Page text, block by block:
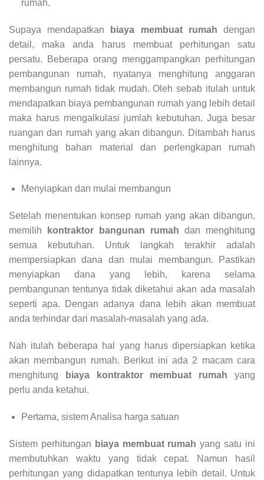
rumah.
Supaya mendapatkan biaya membuat rumah dengan
detail, maka anda harus membuat perhitungan satu
persatu. Beberapa orang menggampangkan perhitungan
pembangunan rumah, nyatanya menghitung anggaran
membangun rumah tidak mudah. Oleh sebab itulah untuk
mendapatkan biaya pembangunan rumah yang lebih detail
maka harus mengalkulasi jumlah kebutuhan. Juga besar
ruangan dan rumah yang akan dibangun. Ditambah harus
menghitung bahan material dan perlengkapan rumah
lainnya.
Menyiapkan dan mulai membangun
Setelah menentukan konsep rumah yang akan dibangun,
memilih
kontraktor bangunan rumah dan menghitung
semua kebutuhan. Untuk langkah terakhir adalah
mempersiapkan dana dan mulai membangun. Pastikan
menyiapkan dana yang lebih, karena selama
pembangunan tentunya tidak diketahui akan ada masalah
seperti apa. Dengan adanya dana lebih akan membuat
anda terhindar dari masalah-masalah yang ada.
Nah itulah beberapa hal yang harus dipersiapkan ketika
akan membangun rumah. Berikut ini ada 2 macam cara
menghitung
biaya kontraktor membuat rumah yang
perlu anda ketahui.
Pertama, sistem Analisa harga satuan
Sistem perhitungan biaya membuat rumah yang satu ini
membutuhkan waktu yang tidak cepat. Namun hasil
perhitungan yang didapatkan tentunya lebih detail. Untuk